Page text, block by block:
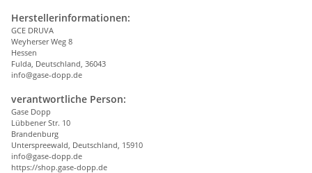
Herstellerinformationen:
GCE DRUVA
Weyherser Weg 8
Hessen
Fulda, Deutschland, 36043
info@gase-dopp.de
verantwortliche Person:
Gase Dopp
Lübbener Str. 10
Brandenburg
Unterspreewald, Deutschland, 15910
info@gase-dopp.de
https://shop.gase-dopp.de